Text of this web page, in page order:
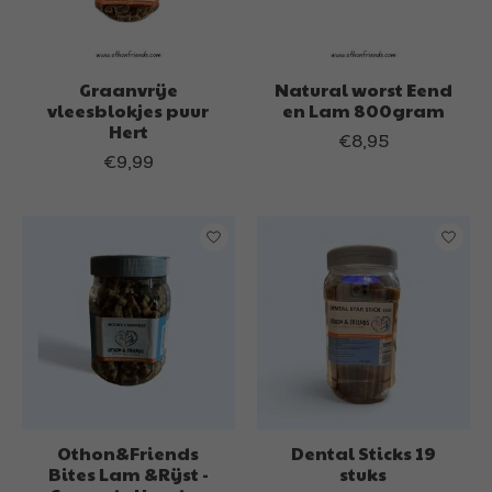
Graanvrije
vleesblokjes puur
Hert
€9,99
Natural worst Eend
en Lam 800gram
€8,95
Othon&Friends
Bites Lam &Rijst -
Dental Sticks 19
stuks